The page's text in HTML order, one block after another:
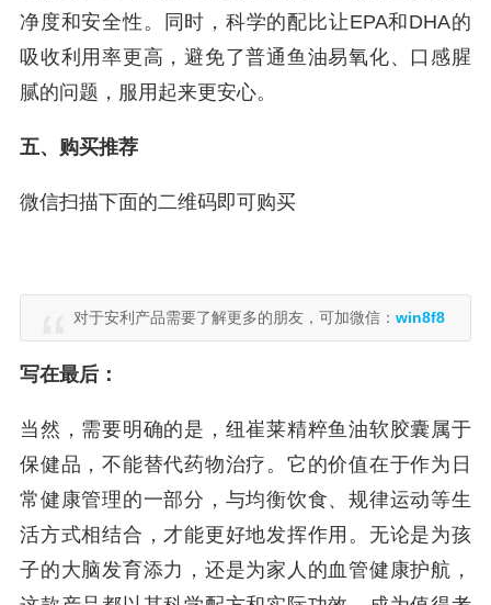
净度和安全性。同时，科学的配比让EPA和DHA的
吸收利用率更高，避免了普通鱼油易氧化、口感腥
腻的问题，服用起来更安心。
五、购买推荐
微信扫描下面的二维码即可购买
对于安利产品需要了解更多的朋友，可加微信： win8f8
写在最后：
当然，需要明确的是，纽崔莱精粹鱼油软胶囊属于
保健品，不能替代药物治疗。它的价值在于作为日
常健康管理的一部分，与均衡饮食、规律运动等生
活方式相结合，才能更好地发挥作用。无论是为孩
子的大脑发育添力，还是为家人的血管健康护航，